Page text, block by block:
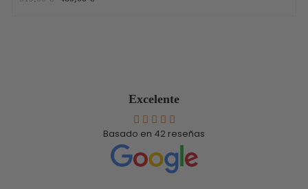
Excelente
Basado en 42 reseñas